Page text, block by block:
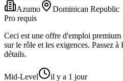
Azumo
Dominican Republic
Pro requis
Ceci est une offre d'emploi
sur le rôle et les exigences. Passez
détails.
Mid-Level
il y a 1 jour